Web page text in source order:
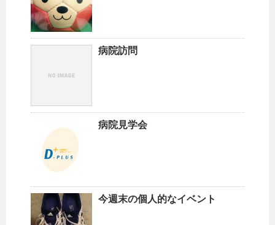
病院訪問
病院見学会
今週末の個人的なイベント